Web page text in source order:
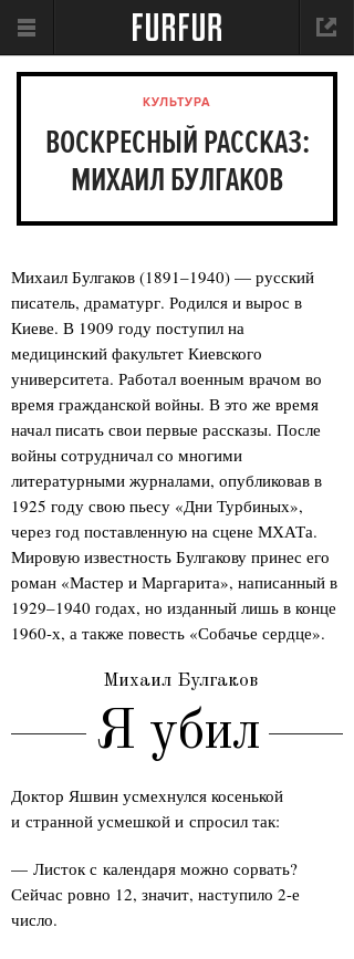
КУЛЬТУРА
ВОСКРЕСНЫЙ РАССКАЗ:
МИХАИЛ БУЛГАКОВ
Михаил Булгаков (1891–1940) — русский
писатель, драматург. Родился и вырос в
Киеве. В 1909 году поступил на
медицинский факультет Киевского
университета. Работал военным врачом во
время гражданской войны. В это же время
начал писать свои первые рассказы. После
войны сотрудничал со многими
литературными журналами, опубликовав в
1925 году свою пьесу «Дни Турбиных»,
через год поставленную на сцене МХАТа.
Мировую известность Булгакову принес его
роман «Мастер и Маргарита», написанный в
1929–1940 годах, но изданный лишь в конце
1960-х, а также повесть «Собачье сердце».
Михаил Булгаков
Я убил
Доктор Яшвин усмехнулся косенькой
и странной усмешкой и спросил так:
— Листок с календаря можно сорвать?
Сейчас ровно 12, значит, наступило 2-е
число.